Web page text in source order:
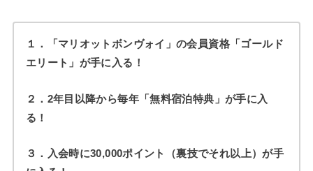
１．「マリオットボンヴォイ」の会員資格「ゴールド
エリート」が手に入る！
２．2年目以降から毎年「無料宿泊特典」が手に入
る！
３．入会時に30,000ポイント（裏技でそれ以上）が手